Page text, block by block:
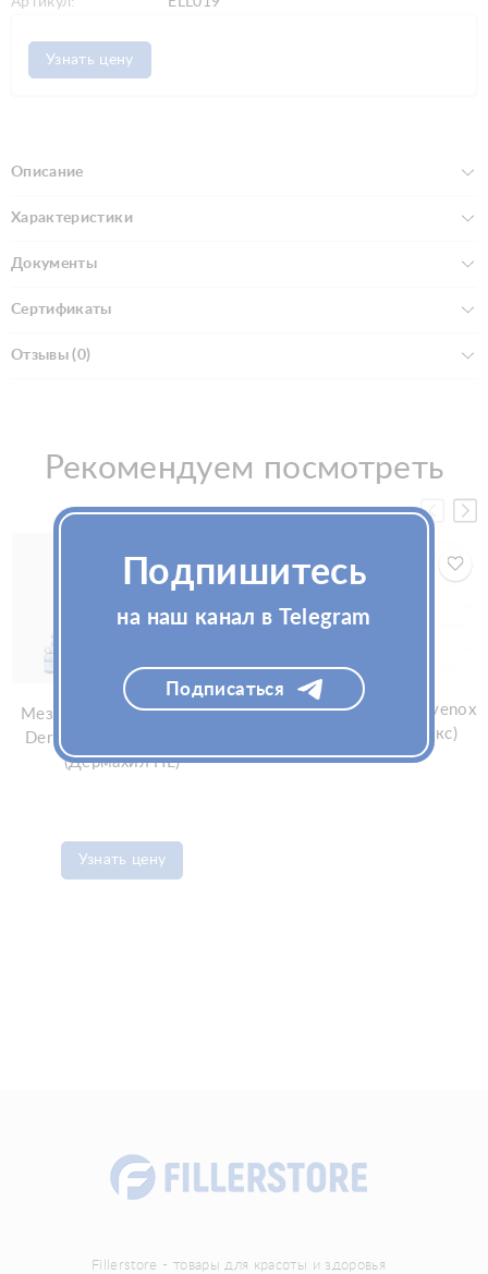
Узнать цену
Описание
Характеристики
Документы
Сертификаты
Отзывы (0)
Рекомендуем посмотреть
Мезококтейль для волос
Dermaheal HL 10флx5мл
(Дермахил HL)
Узнать цену
Сыворотка для шеи Uvenox
NS1, 29.6мл (Ювенокс)
Fillerstore - товары для красоты и здоровья
Подпишитесь
на наш канал в Telegram
Подписаться